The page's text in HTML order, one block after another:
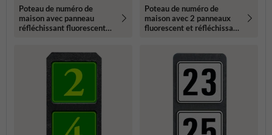
Poteau de numéro de
maison avec panneau
réfléchissant fluorescent
Poteau de numéro de
maison avec 2 panneaux
fluorescent et réfléchissant